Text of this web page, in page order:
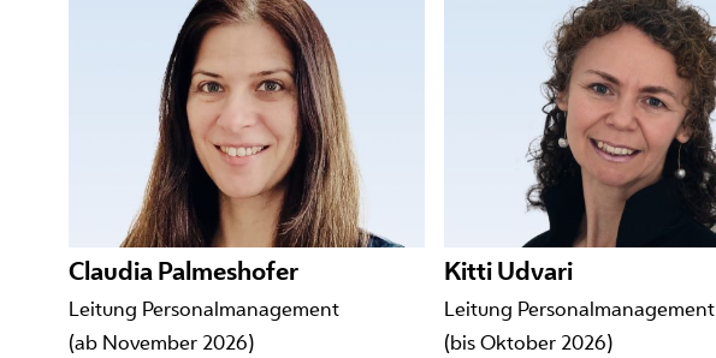
Claudia Palmeshofer
Leitung Personalmanagement
(ab November 2026)
Kitti Udvari
Leitung Personalmanagement
(bis Oktober 2026)